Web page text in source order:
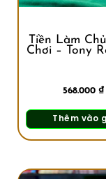
Tiền Làm
Chơi – Tony
568.000 ₫
Thêm vào